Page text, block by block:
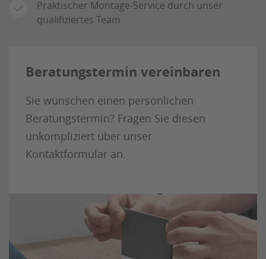
Praktischer Montage-Service durch unser
qualifiziertes Team
Beratungstermin vereinbaren
Sie wünschen einen persönlichen
Beratungstermin? Fragen Sie diesen
unkompliziert über unser
Kontaktformular an.